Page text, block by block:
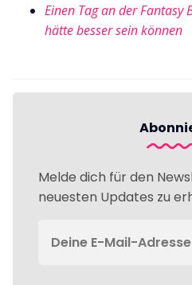
Einen Tag an der Fantasy
hätte besser sein können
Melde dich für den
neuesten Updates zu